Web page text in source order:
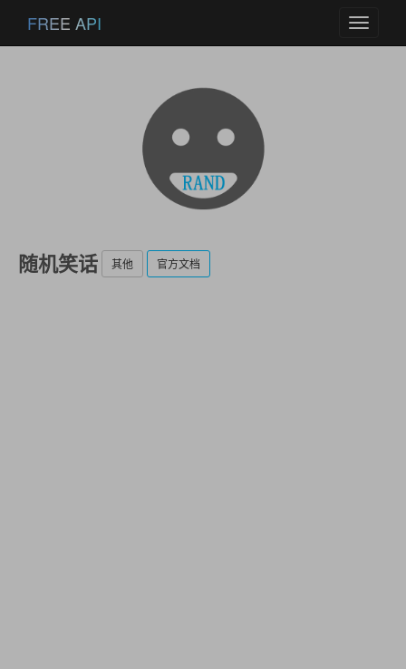
Toggle
FREE API
随机笑话 其他 官方文档